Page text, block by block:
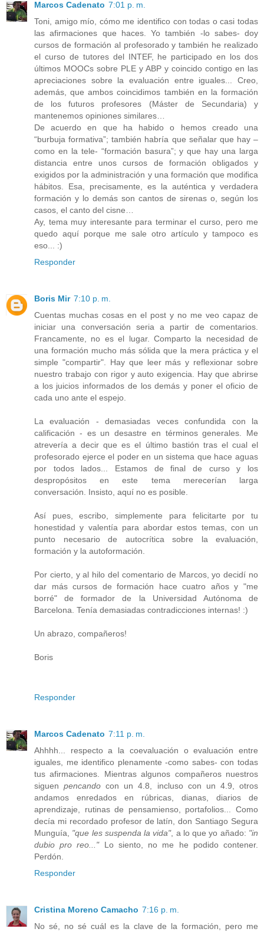
Marcos Cadenato 7:01 p. m.
Toni, amigo mío, cómo me identifico con todas o casi todas
las afirmaciones que haces. Yo también -lo sabes- doy
cursos de formación al profesorado y también he realizado
el curso de tutores del INTEF, he participado en los dos
últimos MOOCs sobre PLE y ABP y coincido contigo en las
apreciaciones sobre la evaluación entre iguales... Creo,
además, que ambos coincidimos también en la formación
de los futuros profesores (Máster de Secundaria) y
mantenemos opiniones similares…
De acuerdo en que ha habido o hemos creado una
“burbuja formativa”; también habría que señalar que hay –
como en la tele- “formación basura”; y que hay una larga
distancia entre unos cursos de formación obligados y
exigidos por la administración y una formación que modifica
hábitos. Esa, precisamente, es la auténtica y verdadera
formación y lo demás son cantos de sirenas o, según los
casos, el canto del cisne…
Ay, tema muy interesante para terminar el curso, pero me
quedo aquí porque me sale otro artículo y tampoco es
eso... :)
Responder
Boris Mir 7:10 p. m.
Cuentas muchas cosas en el post y no me veo capaz de
iniciar una conversación seria a partir de comentarios.
Francamente, no es el lugar. Comparto la necesidad de
una formación mucho más sólida que la mera práctica y el
simple "compartir". Hay que leer más y reflexionar sobre
nuestro trabajo con rigor y auto exigencia. Hay que abrirse
a los juicios informados de los demás y poner el oficio de
cada uno ante el espejo.
La evaluación - demasiadas veces confundida con la
calificación - es un desastre en términos generales. Me
atrevería a decir que es el último bastión tras el cual el
profesorado ejerce el poder en un sistema que hace aguas
por todos lados... Estamos de final de curso y los
despropósitos en este tema merecerían larga
conversación. Insisto, aquí no es posible.
Así pues, escribo, simplemente para felicitarte por tu
honestidad y valentía para abordar estos temas, con un
punto necesario de autocrítica sobre la evaluación,
formación y la autoformación.
Por cierto, y al hilo del comentario de Marcos, yo decidí no
dar más cursos de formación hace cuatro años y "me
borré" de formador de la Universidad Autónoma de
Barcelona. Tenía demasiadas contradicciones internas! :)
Un abrazo, compañeros!
Boris
Responder
Marcos Cadenato 7:11 p. m.
Ahhhh... respecto a la coevaluación o evaluación entre
iguales, me identifico plenamente -como sabes- con todas
tus afirmaciones. Mientras algunos compañeros nuestros
siguenpencando con un 4.8, incluso con un 4.9, otros
andamos enredados en rúbricas, dianas, diarios de
aprendizaje, rutinas de pensamienso, portafolios... Como
decía mi recordado profesor de latín, don Santiago Segura
Munguía, "que les suspenda la vida", a lo que yo añado: "in
dubio pro reo..."Lo siento, no me he podido contener.
Perdón.
Responder
Cristina Moreno Camacho 7:16 p. m.
No sé, no sé cuál es la clave de la formación, pero me